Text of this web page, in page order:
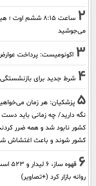
2
ساعت ۸:۱۵ ششم
می‌جوشید
3 اکونومیست: پرداخت
4 شرط جدید برای
5 پزشکیان: هر زمان
نگه دارید/ چه زمانی باید
کشور نابود شد و همه ضرر
کشور شوند و باعث اغتشاش
6
روانه بازار کرد (+تصاویر)